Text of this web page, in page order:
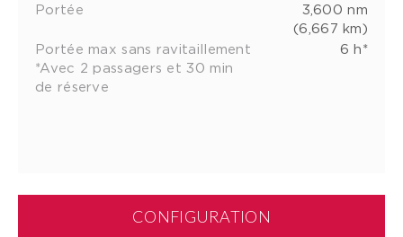
Portée
3,600 nm
(6,667 km)
Portée max sans ravitaillement
*Avec 2 passagers et 30 min
de réserve
6 h*
CONFIGURATION